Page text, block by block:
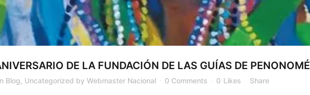
DE LA FUNDACIÓN DE LAS GUÍAS DE PENONOMÉ
Blog Uncategorized by Webmaster Nacional 0 Comments 0 Likes Share